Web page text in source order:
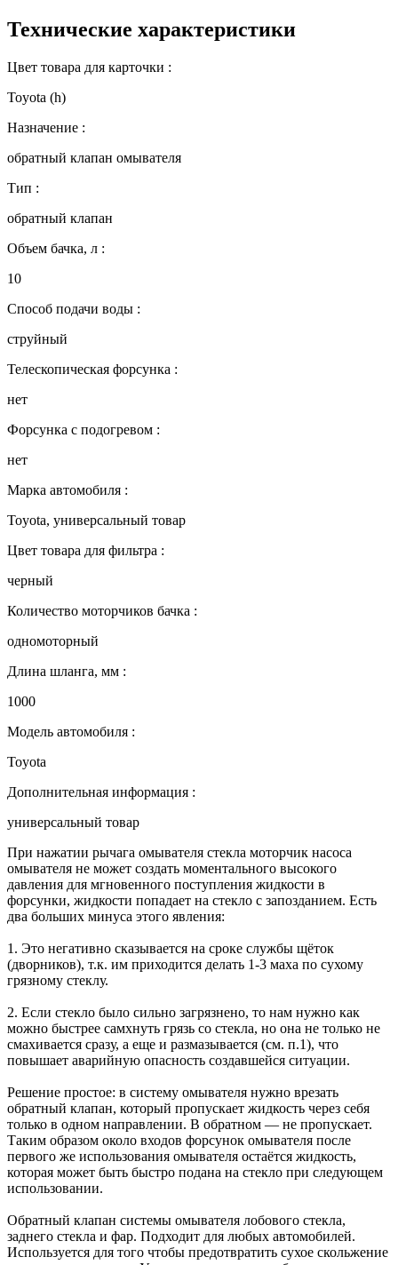
Технические характеристики
Цвет товара для карточки :
Toyota (h)
Назначение :
обратный клапан омывателя
Тип :
обратный клапан
Объем бачка, л :
10
Способ подачи воды :
струйный
Телескопическая форсунка :
нет
Форсунка с подогревом :
нет
Марка автомобиля :
Toyota, универсальный товар
Цвет товара для фильтра :
черный
Количество моторчиков бачка :
одномоторный
Длина шланга, мм :
1000
Модель автомобиля :
Toyota
Дополнительная информация :
универсальный товар
При нажатии рычага омывателя стекла моторчик насоса
омывателя не может создать моментального высокого
давления для мгновенного поступления жидкости в
форсунки, жидкости попадает на стекло с запозданием. Есть
два больших минуса этого явления:
1. Это негативно сказывается на сроке службы щёток
(дворников), т.к. им приходится делать 1-3 маха по сухому
грязному стеклу.
2. Если стекло было сильно загрязнено, то нам нужно как
можно быстрее самхнуть грязь со стекла, но она не только не
смахивается сразу, а еще и размазывается (см. п.1), что
повышает аварийную опасность создавшейся ситуации.
Решение простое: в систему омывателя нужно врезать
обратный клапан, который пропускает жидкость через себя
только в одном направлении. В обратном — не пропускает.
Таким образом около входов форсунок омывателя после
первого же использования омывателя остаётся жидкость,
которая может быть быстро подана на стекло при следующем
использовании.
Обратный клапан системы омывателя лобового стекла,
заднего стекла и фар. Подходит для любых автомобилей.
Используется для того чтобы предотвратить сухое скольжение